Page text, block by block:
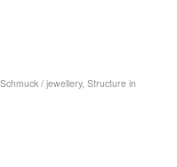
Schmuck / jewellery, Structure in